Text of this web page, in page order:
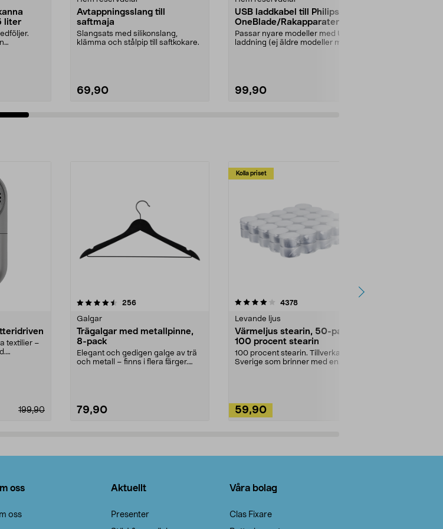
liter
Avtappningsslang till
saftmaja
Slangsats med silikonslang,
klämma och stålpip till saftkokare.
69,90
USB laddkabel till Philips
OneBlade/Rakapparater
Passar nyare modeller med USB-
laddning (ej äldre modeller med
99,90
textilier –
199,90
256recensioner
Galgar
Trägalgar med metallpinne,
8-pack
Elegant och gedigen galge av trä
och metall – finns i flera färger.
79,90
Kolla priset
4.0av 5 stjärnor 4378recensioner
Levande ljus
Värmeljus stearin, 50-pack,
100 procent stearin
100 procent stearin. Tillverkade i
Sverige som brinner med en
59,90
4.5av 5 stjärnor
oss
oss
Aktuellt
Presenter
Våra bolag
Clas Fixare